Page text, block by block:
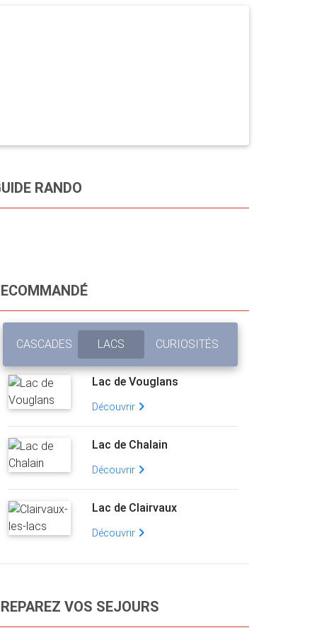
RANDO
CASCADES LACS CURIOSITÉS
Lac de Vouglans
Découvrir
Lac de Chalain
Découvrir
Lac de Clairvaux
Découvrir
VOS SEJOURS